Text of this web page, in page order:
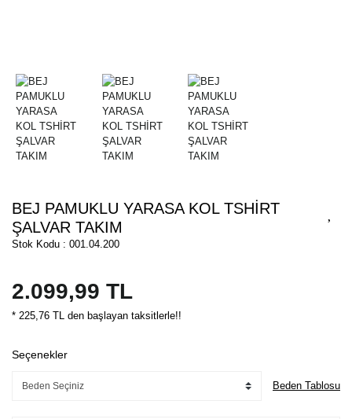
BEJ PAMUKLU YARASA KOL TSHİRT
ŞALVAR TAKIM
Stok Kodu : 001.04.200
2.099,99 TL
* 225,76 TL den başlayan taksitlerle!!
Seçenekler
Beden Tablosu